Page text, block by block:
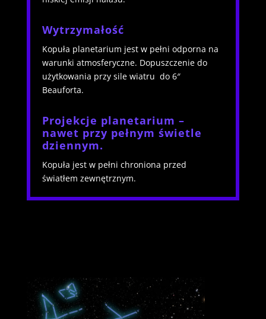
Wytrzymałość
Kopuła planetarium jest w pełni odporna na
warunki atmosferyczne. Dopuszczenie do
użytkowania przy sile wiatru do 6″
Beauforta.
Projekcje planetarium –
nawet przy pełnym świetle
dziennym.
Kopuła jest w pełni chroniona przed
światłem zewnętrznym.